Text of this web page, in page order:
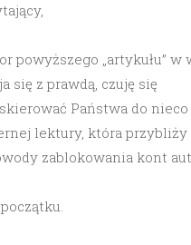
powyższego „artykułu” w
się z prawdą, czuję się
Państwa do nieco
lektury, która przybliży
zablokowania kont